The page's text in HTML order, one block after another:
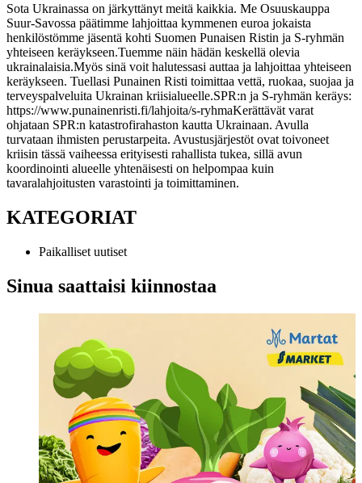
Sota Ukrainassa on järkyttänyt meitä kaikkia. Me Osuuskauppa
Suur-Savossa päätimme lahjoittaa kymmenen euroa jokaista
henkilöstömme jäsentä kohti Suomen Punaisen Ristin ja S-ryhmän
yhteiseen keräykseen.Tuemme näin hädän keskellä olevia
ukrainalaisia.Myös sinä voit halutessasi auttaa ja lahjoittaa yhteiseen
keräykseen. Tuellasi Punainen Risti toimittaa vettä, ruokaa, suojaa ja
terveyspalveluita Ukrainan kriisialueelle.SPR:n ja S-ryhmän keräys:
https://www.punainenristi.fi/lahjoita/s-ryhmaKerättävät varat
ohjataan SPR:n katastrofirahaston kautta Ukrainaan. Avulla
turvataan ihmisten perustarpeita. Avustusjärjestöt ovat toivoneet
kriisin tässä vaiheessa erityisesti rahallista tukea, sillä avun
koordinointi alueelle yhtenäisesti on helpompaa kuin
tavaralahjoitusten varastointi ja toimittaminen.
KATEGORIAT
Paikalliset uutiset
Sinua saattaisi kiinnostaa